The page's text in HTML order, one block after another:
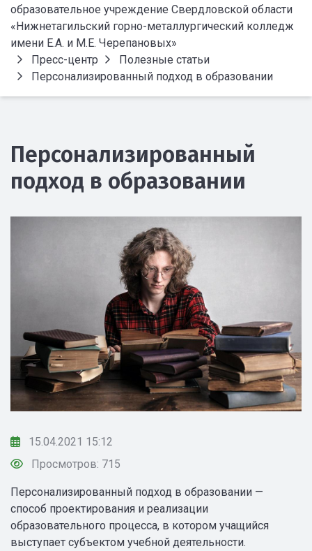
образовательное учреждение Свердловской области
«Нижнетагильский горно-металлургический колледж
имени Е.А. и М.Е. Черепановых»
Пресс-центр
Полезные статьи
Персонализированный подход в образовании
Персонализированный
подход в образовании
15.04.2021 15:12
Просмотров: 715
Персонализированный подход в образовании —
способ проектирования и реализации
образовательного процесса, в котором учащийся
выступает субъектом учебной деятельности.